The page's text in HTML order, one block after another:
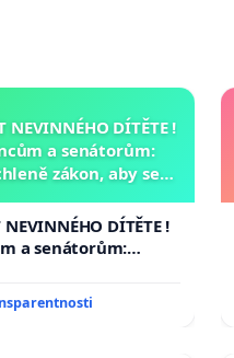
NEVINNÉHO DÍTĚTE !
a senátorům:
zákon, aby se
DÍTĚTE !
a senátorům:
zákon, aby se